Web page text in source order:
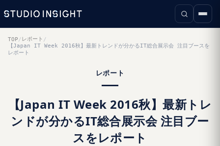
TOP /レポート /
【Japan IT Week 2016秋】最新トレンドが分かるIT総合展示会 注目ブースを
レポート
レポート
【Japan IT Week 2016秋】最新トレ
ンドが分かるIT総合展示会 注目ブー
スをレポート